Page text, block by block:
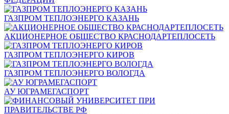
ГАЗПРОМ ТЕПЛОЭНЕРГО КАЗАНЬ
АКЦИОНЕРНОЕ ОБЩЕСТВО КРАСНОДАРТЕПЛОСЕТЬ
ГАЗПРОМ ТЕПЛОЭНЕРГО КИРОВ
ГАЗПРОМ ТЕПЛОЭНЕРГО ВОЛОГДА
АУ ЮГРАМЕГАСПОРТ